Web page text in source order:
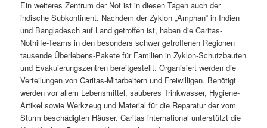
Ein weiteres Zentrum der Not ist in diesen Tagen auch der
indische Subkontinent. Nachdem der Zyklon „Amphan“ in Indien
und Bangladesch auf Land getroffen ist, haben die Caritas-
Nothilfe-Teams in den besonders schwer getroffenen Regionen
tausende Überlebens-Pakete für Familien in Zyklon-Schutzbauten
und Evakuierungszentren bereitgestellt. Organisiert werden die
Verteilungen von Caritas-Mitarbeitern und Freiwilligen. Benötigt
werden vor allem Lebensmittel, sauberes Trinkwasser, Hygiene-
Artikel sowie Werkzeug und Material für die Reparatur der vom
Sturm beschädigten Häuser. Caritas international unterstützt die